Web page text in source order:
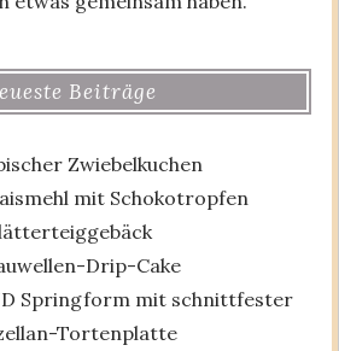
Beiträge
Zwiebelkuchen
mit Schokotropfen
Drip-Cake
Springform mit schnittfester
Tortenplatte